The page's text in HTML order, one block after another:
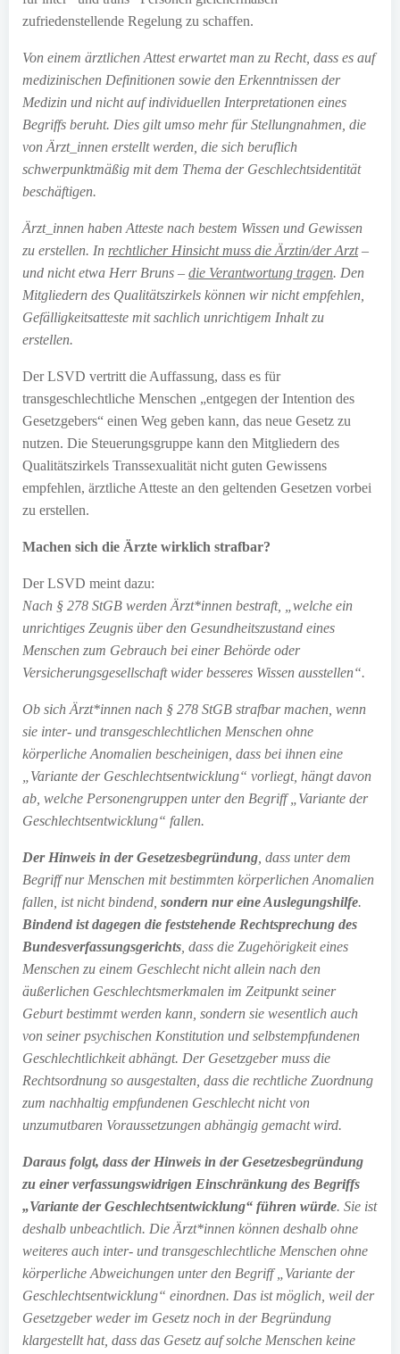
zufriedenstellende Regelung zu schaffen.
Von einem ärztlichen Attest erwartet man zu Recht, dass es auf
medizinischen Definitionen sowie den Erkenntnissen der
Medizin und nicht auf individuellen Interpretationen eines
Begriffs beruht. Dies gilt umso mehr für Stellungnahmen, die
von Ärzt_innen erstellt werden, die sich beruflich
schwerpunktmäßig mit dem Thema der Geschlechtsidentität
beschäftigen.
Ärzt_innen haben Atteste nach bestem Wissen und Gewissen
zu erstellen. In rechtlicher Hinsicht muss die Ärztin/der Arzt–
und nicht etwa Herr Bruns – die Verantwortung tragen. Den
Mitgliedern des Qualitätszirkels können wir nicht empfehlen,
Gefälligkeitsatteste mit sachlich unrichtigem Inhalt zu
erstellen.
Der LSVD vertritt die Auffassung, dass es für
transgeschlechtliche Menschen „entgegen der Intention des
Gesetzgebers“ einen Weg geben kann, das neue Gesetz zu
nutzen. Die Steuerungsgruppe kann den Mitgliedern des
Qualitätszirkels Transsexualität nicht guten Gewissens
empfehlen, ärztliche Atteste an den geltenden Gesetzen vorbei
zu erstellen.
Machen sich die Ärzte wirklich strafbar?
Der LSVD meint dazu:
Nach § 278 StGB werden Ärzt*innen bestraft, „welche ein
unrichtiges Zeugnis über den Gesundheitszustand eines
Menschen zum Gebrauch bei einer Behörde oder
Versicherungsgesellschaft wider besseres Wissen ausstellen“.
Ob sich Ärzt*innen nach § 278 StGB strafbar machen, wenn
sie inter- und transgeschlechtlichen Menschen ohne
körperliche Anomalien bescheinigen, dass bei ihnen eine
„Variante der Geschlechtsentwicklung“ vorliegt, hängt davon
ab, welche Personengruppen unter den Begriff „Variante der
Geschlechtsentwicklung“ fallen.
Der Hinweis in der Gesetzesbegründung, dass unter dem
Begriff nur Menschen mit bestimmten körperlichen Anomalien
fallen, ist nicht bindend, sondern nur eine Auslegungshilfe.
Bindend ist dagegen die feststehende Rechtsprechung des
Bundesverfassungsgerichts, dass die Zugehörigkeit eines
Menschen zu einem Geschlecht nicht allein nach den
äußerlichen Geschlechtsmerkmalen im Zeitpunkt seiner
Geburt bestimmt werden kann, sondern sie wesentlich auch
von seiner psychischen Konstitution und selbstempfundenen
Geschlechtlichkeit abhängt. Der Gesetzgeber muss die
Rechtsordnung so ausgestalten, dass die rechtliche Zuordnung
zum nachhaltig empfundenen Geschlecht nicht von
unzumutbaren Voraussetzungen abhängig gemacht wird.
Daraus folgt, dass der Hinweis in der Gesetzesbegründung
zu einer verfassungswidrigen Einschränkung des Begriffs
„Variante der Geschlechtsentwicklung“ führen würde. Sie ist
deshalb unbeachtlich. Die Ärzt*innen können deshalb ohne
weiteres auch inter- und transgeschlechtliche Menschen ohne
körperliche Abweichungen unter den Begriff „Variante der
Geschlechtsentwicklung“ einordnen. Das ist möglich, weil der
Gesetzgeber weder im Gesetz noch in der Begründung
klargestellt hat, dass das Gesetz auf solche Menschen keine